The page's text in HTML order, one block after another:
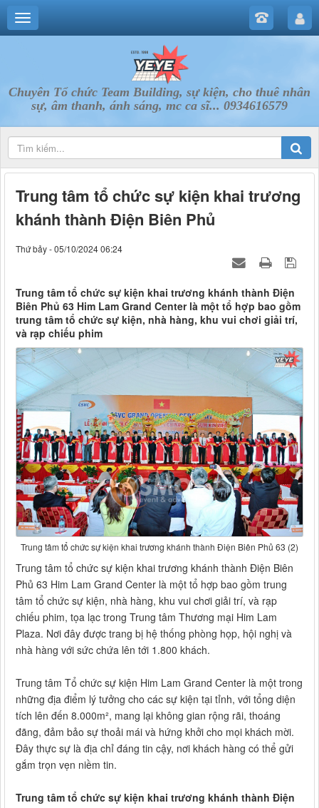
Chuyên Tổ chức Team Building, sự kiện, cho thuê nhân
sự, âm thanh, ánh sáng, mc ca sĩ... 0934616579
Trung tâm tổ chức sự kiện khai trương
khánh thành Điện Biên Phủ
Thứ bảy - 05/10/2024 06:24
Trung tâm tổ chức sự kiện khai trương khánh thành Điện
Biên Phủ 63 Him Lam Grand Center là một tổ hợp bao gồm
trung tâm tổ chức sự kiện, nhà hàng, khu vui chơi giải trí,
và rạp chiếu phim
Trung tâm tổ chức sự kiện khai trương khánh thành Điện Biên Phủ 63 (2)
Trung tâm tổ chức sự kiện khai trương khánh thành Điện Biên
Phủ 63 Him Lam Grand Center là một tổ hợp bao gồm trung
tâm tổ chức sự kiện, nhà hàng, khu vui chơi giải trí, và rạp
chiếu phim, tọa lạc trong Trung tâm Thương mại Him Lam
Plaza. Nơi đây được trang bị hệ thống phòng họp, hội nghị và
nhà hàng với sức chứa lên tới 1.800 khách.
Trung tâm Tổ chức sự kiện Him Lam Grand Center là một trong
những địa điểm lý tưởng cho các sự kiện tại tỉnh, với tổng diện
tích lên đến 8.000m², mang lại không gian rộng rãi, thoáng
đãng, đảm bảo sự thoải mái và hứng khởi cho mọi khách mời.
Đây thực sự là địa chỉ đáng tin cậy, nơi khách hàng có thể gửi
gắm trọn vẹn niềm tin.
Trung tâm tổ chức sự kiện khai trương khánh thành Điện